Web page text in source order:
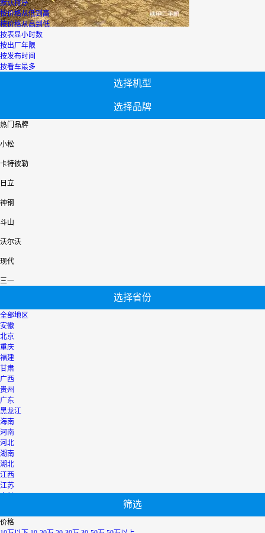
默认排序
按价格从低到高
按价格从高到低
按表显小时数
按出厂年限
按发布时间
按看车最多
选择机型
选择品牌
热门品牌
小松
卡特彼勒
日立
神钢
斗山
沃尔沃
现代
三一
选择省份
全部地区
安徽
北京
重庆
福建
甘肃
广西
贵州
广东
黑龙江
海南
河南
河北
湖南
湖北
江西
江苏
宁夏
内蒙古
筛选
价格